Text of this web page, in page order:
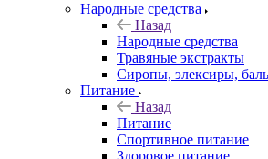
Народные средства
Назад
Народные средства
Травяные экстракты
Сиропы, элексиры,
Питание
Назад
Питание
Спортивное питание
Здоровое питание